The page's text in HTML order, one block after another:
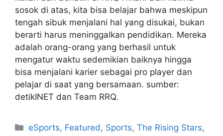
sosok di atas, kita bisa belajar bahwa meskipun
tengah sibuk menjalani hal yang disukai, bukan
berarti harus meninggalkan pendidikan. Mereka
adalah orang-orang yang berhasil untuk
mengatur waktu sedemikian baiknya hingga
bisa menjalani karier sebagai pro player dan
pelajar di saat yang bersamaan. sumber:
detikINET dan Team RRQ.
eSports, Featured , Sports,The Rising Stars,